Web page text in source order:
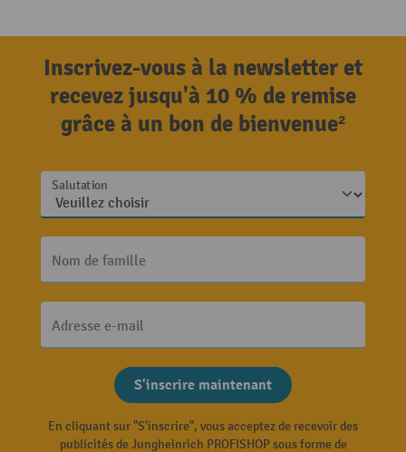
Inscrivez-vous à la newsletter et
recevez jusqu'à 10 % de remise
grâce à un bon de bienvenue²
Salutation
Nom de famille
Adresse e-mail
S'inscrire maintenant
En cliquant sur "S'inscrire", vous acceptez de recevoir des
publicités de Jungheinrich PROFISHOP sous forme de